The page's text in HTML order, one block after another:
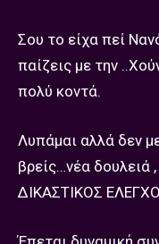
Σου το είχα πεί
παίζεις με την
πολύ κοντά.
Λυπάμαι αλλά δεν
βρείς…νέα
ΔΙΚΑΣΤΙΚΟΣ